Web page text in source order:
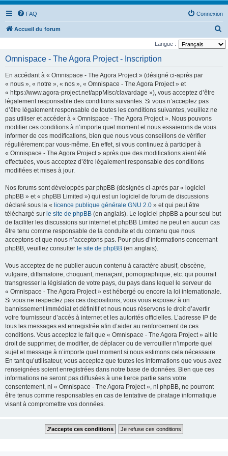
FAQ Connexion
Accueil du forum
e
Langue :
Omnispace - The Agora Project - Inscription
En accédant à « Omnispace - The Agora Project » (désigné ci-après par
« nous », « notre », « nos », « Omnispace - The Agora Project » et
« https://www.agora-project.net/appMisc/clavardage »), vous acceptez d’être
légalement responsable des conditions suivantes. Si vous n’acceptez pas
d’être légalement responsable de toutes les conditions suivantes, veuillez ne
pas utiliser et accéder à « Omnispace - The Agora Project ». Nous pouvons
modifier ces conditions à n’importe quel moment et nous essaierons de vous
informer de ces modifications, bien que nous vous conseillons de vérifier
régulièrement par vous-même. En effet, si vous continuez à participer à
« Omnispace - The Agora Project » après que des modifications aient été
effectuées, vous acceptez d’être légalement responsable des conditions
modifiées et mises à jour.
Nos forums sont développés par phpBB (désignés ci-après par « logiciel
phpBB » et « phpBB Limited ») qui est un logiciel de forum de discussions
déclaré sous la « licence publique générale GNU 2.0 » et qui peut être
téléchargé sur le site de phpBB (en anglais). Le logiciel phpBB a pour seul but
de faciliter les discussions sur internet et phpBB Limited ne peut en aucun cas
être tenu comme responsable de la conduite et du contenu que nous
acceptons et que nous n’acceptons pas. Pour plus d’informations concernant
phpBB, veuillez consulter le site de phpBB (en anglais).
Vous acceptez de ne publier aucun contenu à caractère abusif, obscène,
vulgaire, diffamatoire, choquant, menaçant, pornographique, etc. qui pourrait
transgresser la législation de votre pays, du pays dans lequel le serveur de
« Omnispace - The Agora Project » est hébergé ou encore la loi internationale.
Si vous ne respectez pas ces dispositions, vous vous exposez à un
bannissement immédiat et définitif et nous nous réservons le droit d’avertir
votre fournisseur d’accès à internet et les autorités officielles. L’adresse IP de
tous les messages est enregistrée afin d’aider au renforcement de ces
conditions. Vous acceptez le fait que « Omnispace - The Agora Project » ait le
droit de supprimer, de modifier, de déplacer ou de verrouiller n’importe quel
sujet et message à n’importe quel moment si nous estimons cela nécessaire.
En tant qu’utilisateur, vous acceptez que toutes les informations que vous avez
renseignées soient enregistrées dans notre base de données. Bien que ces
informations ne seront pas diffusées à une tierce partie sans votre
consentement, ni « Omnispace - The Agora Project », ni phpBB, ne pourront
être tenus comme responsables en cas de tentative de piratage informatique
visant à compromettre vos données.